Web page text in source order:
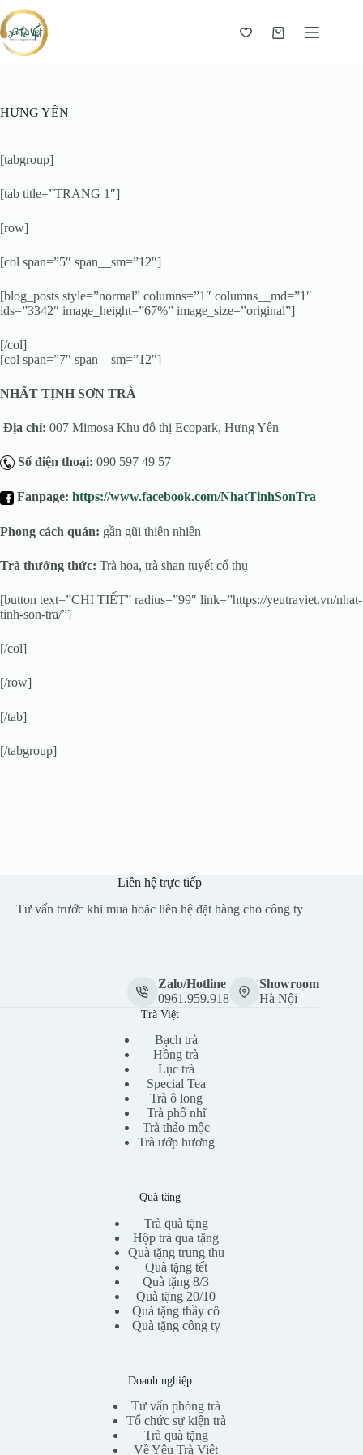
Giỏ
HƯNG YÊN
[tabgroup]
[tab title=”TRANG 1″]
[row]
[col span=”5″ span__sm=”12″]
[blog_posts style=”normal” columns=”1″ columns__md=”1″
ids=”3342″ image_height=”67%” image_size=”original”]
[/col]
[col span=”7″ span__sm=”12″]
NHẤT TỊNH SƠN TRÀ
Địa chỉ: 007 Mimosa Khu đô thị Ecopark, Hưng Yên
Số điện thoại: 090 597 49 57
Fanpage: https://www.facebook.com/NhatTinhSonTra
Phong cách quán: gần gũi thiên nhiên
Trà thưởng thức: Trà hoa, trà shan tuyết cổ thụ
[button text=”CHI TIẾT” radius=”99″ link=”https://yeutraviet.vn/nhat-
tinh-son-tra/”]
[/col]
[/row]
[/tab]
[/tabgroup]
Liên hệ trực tiếp
Tư vấn trước khi mua hoặc liên hệ đặt hàng cho công ty
Zalo/Hotline
0961.959.918
Showroom
Hà Nội
Trà Việt
Bạch trà
Hồng trà
Lục trà
Special Tea
Trà ô long
Trà phổ nhĩ
Trà thảo mộc
Trà ướp hương
Quà tặng
Trà quà tặng
Hộp trà qua tặng
Quà tặng trung thu
Quà tặng tết
Quà tặng 8/3
Quà tặng 20/10
Quà tặng thầy cô
Quà tặng công ty
Doanh nghiệp
Tư vấn phòng trà
Tổ chức sự kiện trà
Trà quà tặng
Về Yêu Trà Việt